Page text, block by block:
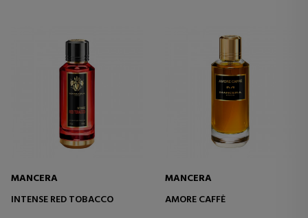
MANCERA
INTENSE RED TOBACCO
MANCERA
AMORE CAFFÈ